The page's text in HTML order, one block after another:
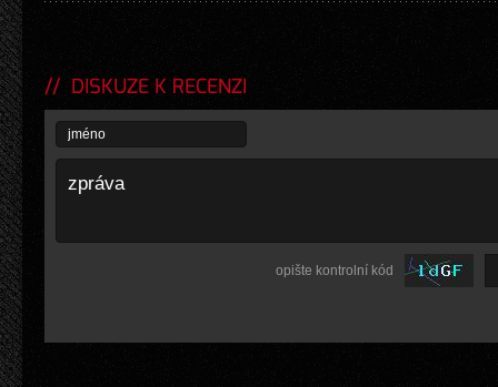
DISKUZE K RECENZI
opište kontrolní kód